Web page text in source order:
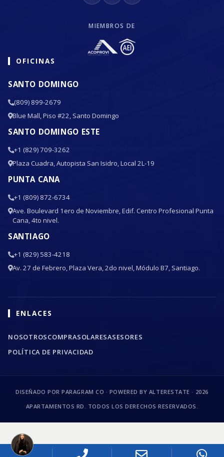
MIEMBROS DE
OFICINAS
SANTO DOMINGO
(809) 899-2679
Blue Mall, Piso #22, Santo Domingo
SANTO DOMINGO ESTE
+1 (829) 709-3262
Plaza Cuadra, Autopista San Isidro, Local 2L-19
PUNTA CANA
+1 (809) 872-6734
Ave. Boulevard 1ero de Noviembre, Edif. Centro Profesional Punta
Cana, 4to nivel.
SANTIAGO
+1 (829) 583-4218
Av. 27 de Febrero, Plaza Vera, 2do nivel, Módulo B7, Santiago.
ENLACES
NOSOTROSCOMPRASOLARESASESORES
POLÍTICA DE PRIVACIDAD
DISEÑADO POR PARAGRAM CO · POWERED BY ALTERESTATE · 2026
APARTAMENTOS RD. TODOS LOS DERECHOS RESERVADOS.